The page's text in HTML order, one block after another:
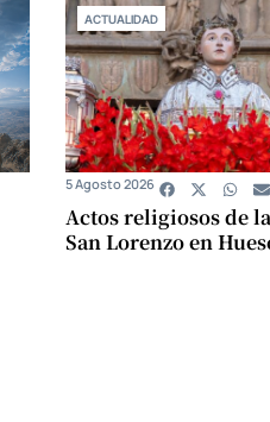
ACTUALIDAD
Actos religiosos de
San Lorenzo en
5 Agosto 2026